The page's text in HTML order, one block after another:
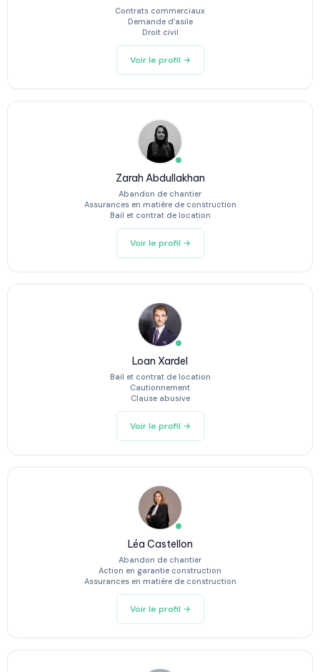
Contrats commerciaux
Demande d’asile
Droit civil
Voir le profil →
Zarah Abdullakhan
Abandon de chantier
Assurances en matière de construction
Bail et contrat de location
Voir le profil →
Loan Xardel
Bail et contrat de location
Cautionnement
Clause abusive
Voir le profil →
Léa Castellon
Abandon de chantier
Action en garantie construction
Assurances en matière de construction
Voir le profil →